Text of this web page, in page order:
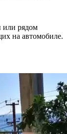
или рядом
на автомобиле.